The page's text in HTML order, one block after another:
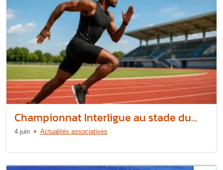
Championnat Interligue au stade du...
4 juin Actualités associatives